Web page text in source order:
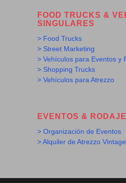
FOOD TRUCKS &
SINGULARES
> Food Trucks
> Street Marketing
> Vehículos para Eventos y
> Shopping Trucks
> Vehículos para Atrezzo
EVENTOS &
> Organización de Eventos
> Alquiler de Atrezzo Vintage